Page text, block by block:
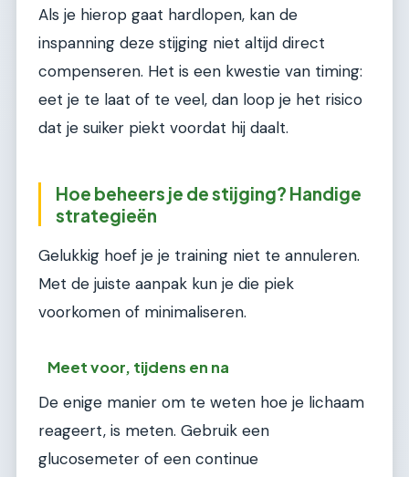
Als je hierop gaat hardlopen, kan de
inspanning deze stijging niet altijd direct
compenseren. Het is een kwestie van timing:
eet je te laat of te veel, dan loop je het risico
dat je suiker piekt voordat hij daalt.
Hoe beheers je de stijging? Handige
strategieën
Gelukkig hoef je je training niet te annuleren.
Met de juiste aanpak kun je die piek
voorkomen of minimaliseren.
Meet voor, tijdens en na
De enige manier om te weten hoe je lichaam
reageert, is meten. Gebruik een
glucosemeter of een continue